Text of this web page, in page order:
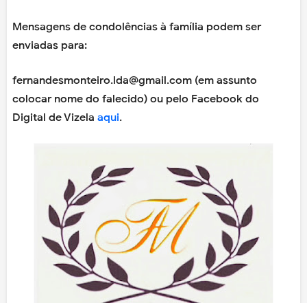
Mensagens de condolências à família podem ser
enviadas para:
fernandesmonteiro.lda@gmail.com (em assunto
colocar nome do falecido) ou pelo Facebook do
Digital de Vizela aqui.